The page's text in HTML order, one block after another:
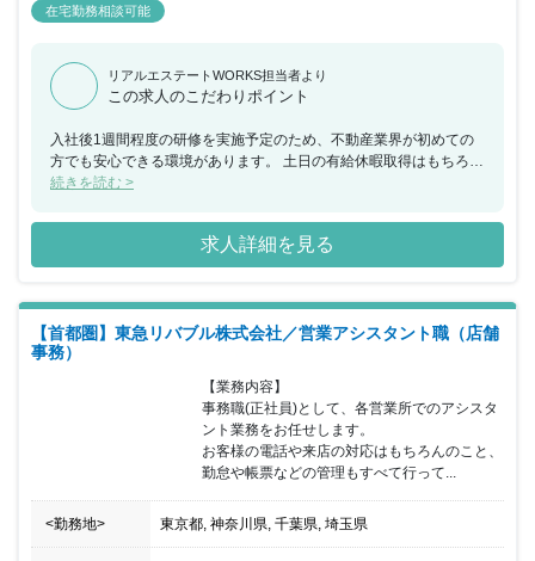
在宅勤務相談可能
リアルエステートWORKS担当者より
この求人のこだわりポイント
入社後1週間程度の研修を実施予定のため、不動産業界が初めての
方でも安心できる環境があります。 土日の有給休暇取得はもちろ
ん、連続休暇を利用して海外旅行を楽しむ社員もいるなど、メリハ
続きを読む >
求人詳細を見る
【首都圏】東急リバブル株式会社／営業アシスタント職（店舗
事務）
【業務内容】
事務職(正社員)として、各営業所でのアシスタ
ント業務をお任せします。
お客様の電話や来店の対応はもちろんのこと、
勤怠や帳票などの管理もすべて行って...
<勤務地> 東京都, 神奈川県, 千葉県, 埼玉県